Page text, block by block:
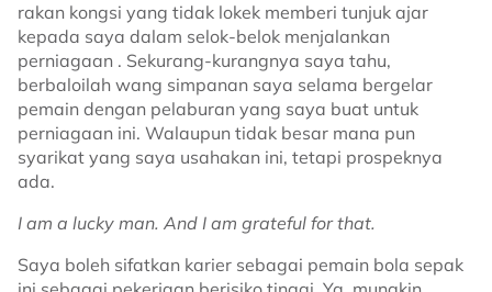
rakan kongsi yang tidak lokek memberi tunjuk ajar
kepada saya dalam selok-belok menjalankan
perniagaan . Sekurang-kurangnya saya tahu,
berbaloilah wang simpanan saya selama bergelar
pemain dengan pelaburan yang saya buat untuk
perniagaan ini. Walaupun tidak besar mana pun
syarikat yang saya usahakan ini, tetapi prospeknya
ada.
I am a lucky man. And I am grateful for that.
Saya boleh sifatkan karier sebagai pemain bola sepak